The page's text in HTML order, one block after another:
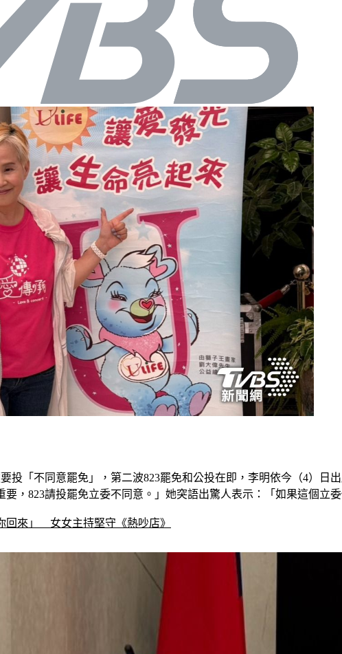
投「不同意罷免」，第二波823罷免和公投在即，李明依今（4）日
，823請投罷免立委不同意。」她突語出驚人表示：「如果這個立
來」　女女主持堅守《熱吵店》